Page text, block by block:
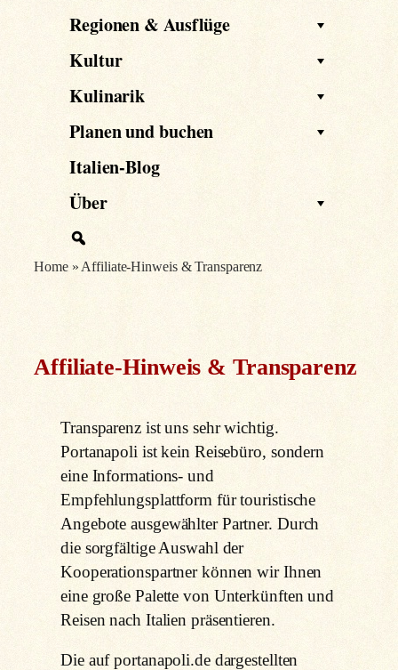
Regionen & Ausflüge
Kultur
Kulinarik
Planen und buchen
Italien-Blog
Über
Home» Affiliate-Hinweis & Transparenz
Affiliate-Hinweis & Transparenz
Transparenz ist uns sehr wichtig.
Portanapoli ist kein Reisebüro, sondern
eine Informations- und
Empfehlungsplattform für touristische
Angebote ausgewählter Partner. Durch
die sorgfältige Auswahl der
Kooperationspartner können wir Ihnen
eine große Palette von Unterkünften und
Reisen nach Italien präsentieren.
Die auf portanapoli.de dargestellten